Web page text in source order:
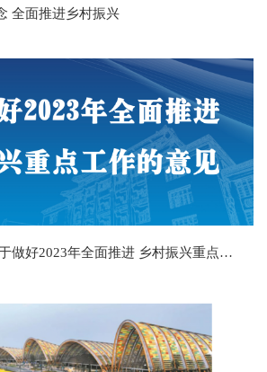
全面推进乡村振兴
中共中央 国务院关于做好2023年全面推进 乡村振兴重点工作的意见